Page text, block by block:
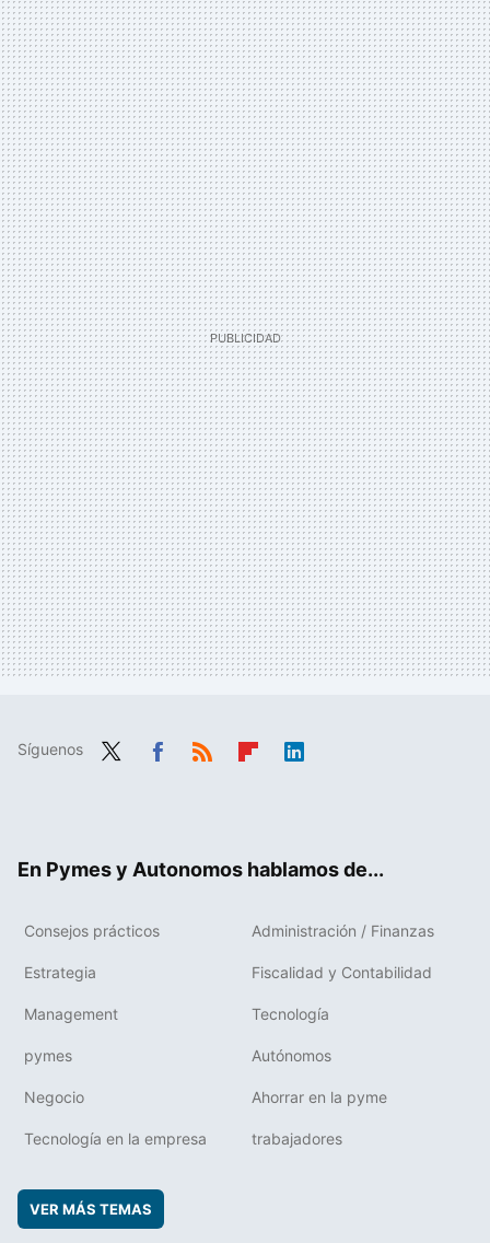
Síguenos
En Pymes y Autonomos hablamos de...
Consejos prácticos Administración / Finanzas
Estrategia Fiscalidad y Contabilidad
Management Tecnología
pymes Autónomos
Negocio Ahorrar en la pyme
Tecnología en la empresa trabajadores
VER MÁS TEMAS